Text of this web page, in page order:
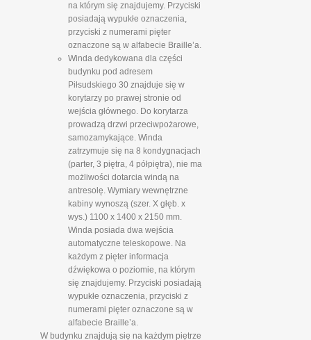
na którym się znajdujemy. Przyciski
posiadają wypukłe oznaczenia,
przyciski z numerami pięter
oznaczone są w alfabecie Braille’a.
Winda dedykowana dla części
budynku pod adresem
Piłsudskiego 30 znajduje się w
korytarzy po prawej stronie od
wejścia głównego. Do korytarza
prowadzą drzwi przeciwpożarowe,
samozamykające. Winda
zatrzymuje się na 8 kondygnacjach
(parter, 3 piętra, 4 półpiętra), nie ma
możliwości dotarcia windą na
antresolę. Wymiary wewnętrzne
kabiny wynoszą (szer. X głęb. x
wys.) 1100 x 1400 x 2150 mm.
Winda posiada dwa wejścia
automatyczne teleskopowe. Na
każdym z pięter informacja
dźwiękowa o poziomie, na którym
się znajdujemy. Przyciski posiadają
wypukłe oznaczenia, przyciski z
numerami pięter oznaczone są w
alfabecie Braille’a.
W budynku znajdują się na każdym piętrze